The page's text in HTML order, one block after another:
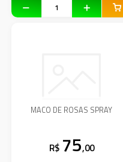
MACO DE ROSAS SPRAY
R$ 75,00